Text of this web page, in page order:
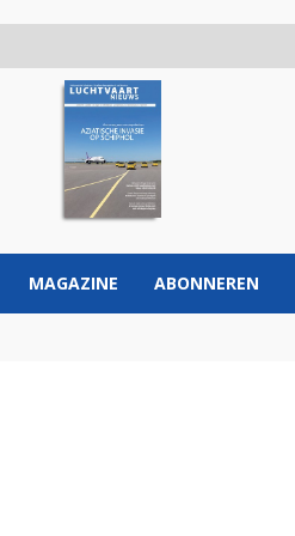
MAGAZINE ABONNEREN